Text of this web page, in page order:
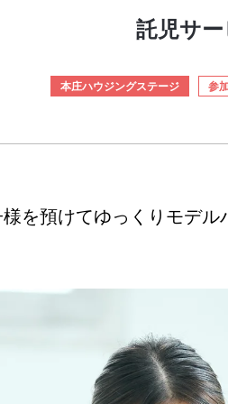
託児サー
本庄ハウジングステージ 参
を預けてゆっくりモデ